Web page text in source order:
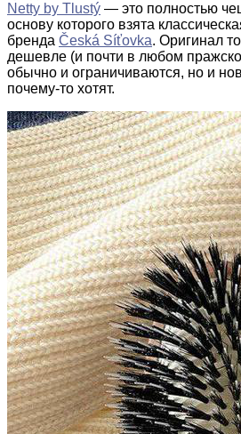
Netty by Tlustý — это полностью
основу которого взята
бренда Česká Síťovka. Оригинал
дешевле (и почти в любом
обычно и ограничиваются, но и
почему-то хотят.